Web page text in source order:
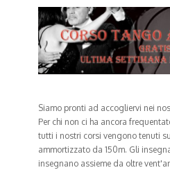
Siamo pronti ad accogliervi nei
Per chi non ci ha ancora
tutti i nostri corsi vengono tenuti
ammortizzato da 150m. Gli
insegnano assieme da oltre